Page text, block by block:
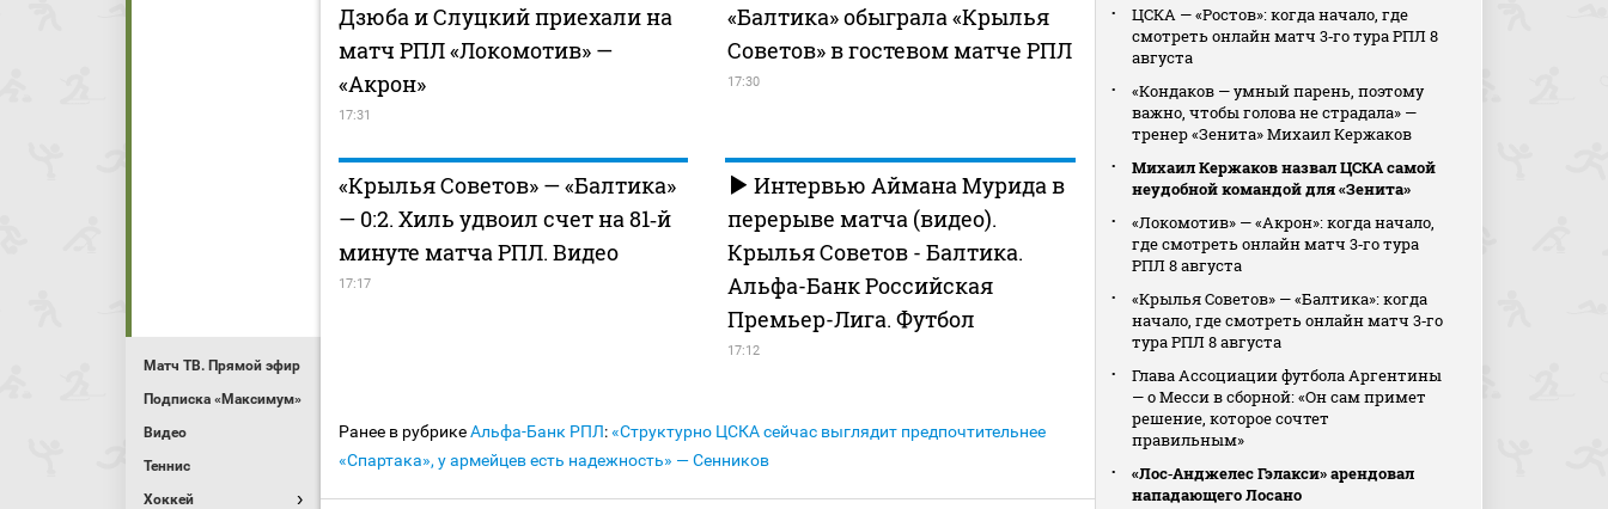
Матч ТВ. Прямой эфир
Подписка «Максимум»
Видео
Теннис
Хоккей
Дзюба и Слуцкий приехали на
матч РПЛ «Локомотив» —
«Акрон»
17:31
«Балтика» обыграла «Крылья
Советов» в гостевом матче РПЛ
17:30
«Крылья Советов» — «Балтика»
— 0:2. Хиль удвоил счет на 81‑й
минуте матча РПЛ. Видео
17:17
Интервью Аймана Мурида в
перерыве матча (видео).
Крылья Советов - Балтика.
Альфа-Банк Российская
Премьер-Лига. Футбол
17:12
Ранее в рубрикеАльфа-Банк РПЛ:«Структурно ЦСКА сейчас выглядит предпочтительнее
«Спартака», у армейцев есть надежность» — Сенников
ЦСКА — «Ростов»: когда начало, где
смотреть онлайн матч 3‑го тура РПЛ 8
августа
«Кондаков — умный парень, поэтому
важно, чтобы голова не страдала» —
тренер «Зенита» Михаил Кержаков
Михаил Кержаков назвал ЦСКА самой
неудобной командой для «Зенита»
«Локомотив» — «Акрон»: когда начало,
где смотреть онлайн матч 3‑го тура
РПЛ 8 августа
«Крылья Советов» — «Балтика»: когда
начало, где смотреть онлайн матч 3‑го
тура РПЛ 8 августа
Глава Ассоциации футбола Аргентины
— о Месси в сборной: «Он сам примет
решение, которое сочтет
правильным»
«Лос‑Анджелес Гэлакси» арендовал
нападающего Лосано